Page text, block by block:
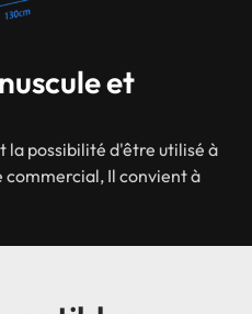
et
la possibilité d'être utilisé à
commercial, Il convient à